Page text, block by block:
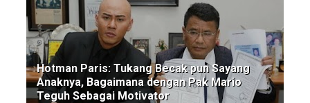
Hotman Paris: Tukang Becak pun Sayang
Anaknya, Bagaimana dengan Pak Mario
Teguh Sebagai Motivator